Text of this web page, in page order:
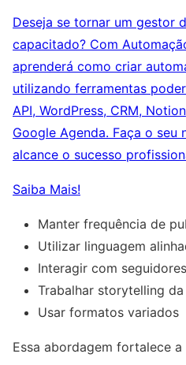
Deseja se tornar um gestor
capacitado? Com
aprenderá como criar
utilizando ferramentas
API, WordPress, CRM,
Google Agenda. Faça o seu
alcance o sucesso
Saiba Mais!
Manter frequência de
Utilizar linguagem
Interagir com seguidores
Trabalhar storytelling da
Usar formatos variados
Essa abordagem fortalece